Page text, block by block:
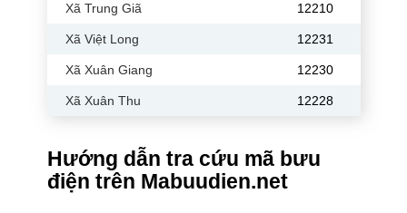
Xã Trung Giã 12210
Xã Việt Long 12231
Xã Xuân Giang 12230
Xã Xuân Thu 12228
Hướng dẫn tra cứu mã bưu
điện trên Mabuudien.net